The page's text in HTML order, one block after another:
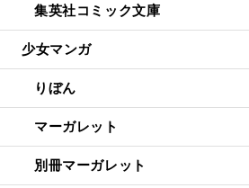
集英社コミック文庫
少女マンガ
りぼん
マーガレット
別冊マーガレット